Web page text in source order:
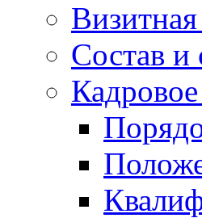
Визитная
Состав и